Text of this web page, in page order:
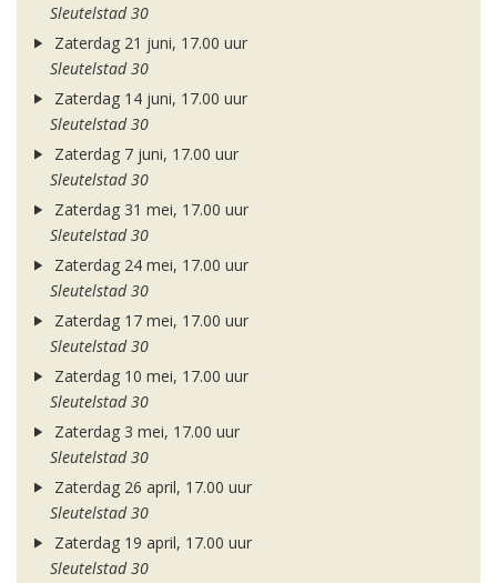
Sleutelstad 30
Zaterdag 21 juni, 17.00 uur
Sleutelstad 30
Zaterdag 14 juni, 17.00 uur
Sleutelstad 30
Zaterdag 7 juni, 17.00 uur
Sleutelstad 30
Zaterdag 31 mei, 17.00 uur
Sleutelstad 30
Zaterdag 24 mei, 17.00 uur
Sleutelstad 30
Zaterdag 17 mei, 17.00 uur
Sleutelstad 30
Zaterdag 10 mei, 17.00 uur
Sleutelstad 30
Zaterdag 3 mei, 17.00 uur
Sleutelstad 30
Zaterdag 26 april, 17.00 uur
Sleutelstad 30
Zaterdag 19 april, 17.00 uur
Sleutelstad 30